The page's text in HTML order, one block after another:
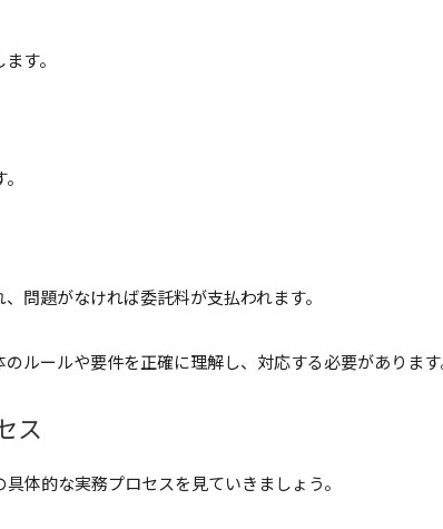
す。
問題がなければ委託料が支払われます。
ルールや要件を正確に理解し、対応する必要があります
ス
体的な実務プロセスを見ていきましょう。